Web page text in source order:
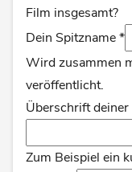
Film insgesamt?
Dein Spitzname*
Wird zusammen
veröffentlicht.
Überschrift deiner
Zum Beispiel ein